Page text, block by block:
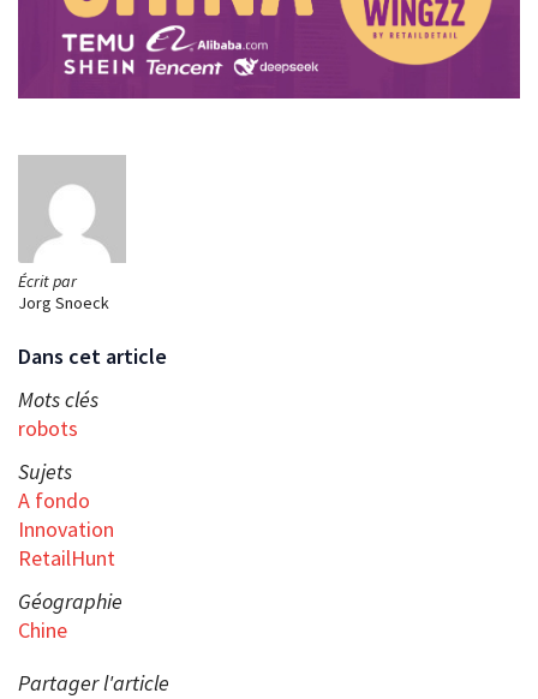
Écrit par
Jorg Snoeck
Dans cet article
Mots clés
robots
Sujets
A fondo
Innovation
RetailHunt
Géographie
Chine
Partager l'article